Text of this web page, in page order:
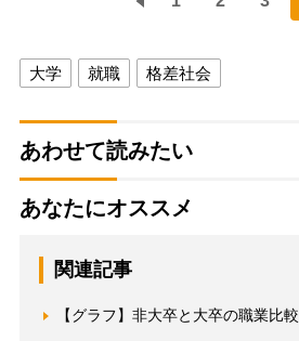
大学 就職 格差社会
あわせて読みたい
あなたにオススメ
関連記事
【グラフ】非大卒と大卒の職業比較